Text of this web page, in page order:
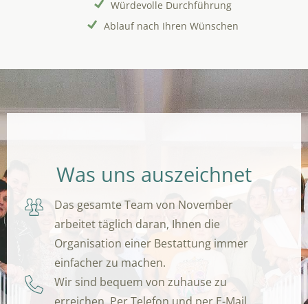
Würdevolle Durchführung
Ablauf nach Ihren Wünschen
Was uns auszeichnet
Das gesamte Team von November
arbeitet täglich daran, Ihnen die
Organisation einer Bestattung immer
einfacher zu machen.
Wir sind bequem von zuhause zu